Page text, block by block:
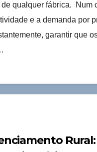
de qualquer fábrica. Num
e a demanda por
garantir que
Rural: